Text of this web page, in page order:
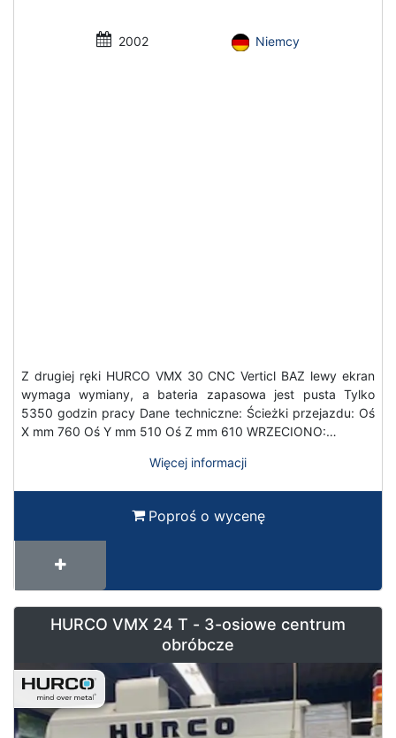
2002 Niemcy
Z drugiej ręki HURCO VMX 30 CNC Verticl BAZ lewy ekran
wymaga wymiany, a bateria zapasowa jest pusta Tylko
5350 godzin pracy Dane techniczne: Ścieżki przejazdu: Oś
X mm 760 Oś Y mm 510 Oś Z mm 610 WRZECIONO:…
Więcej informacji
Poproś o wycenę
HURCO VMX 24 T - 3-osiowe centrum
obróbcze